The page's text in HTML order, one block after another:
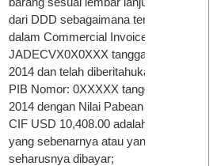
dari DDD sebagaimana tercantum
dalam Commercial Invoice Nomor:
JADECVX0X0XXX tanggal 26 April
2014 dan telah diberitahukan dalam
PIB Nomor: 0XXXXX tanggal 31 Mei
2014 dengan Nilai Pabean sebesar
CIF USD 10,408.00 adalah harga
yang sebenarnya atau yang
seharusnya dibayar;